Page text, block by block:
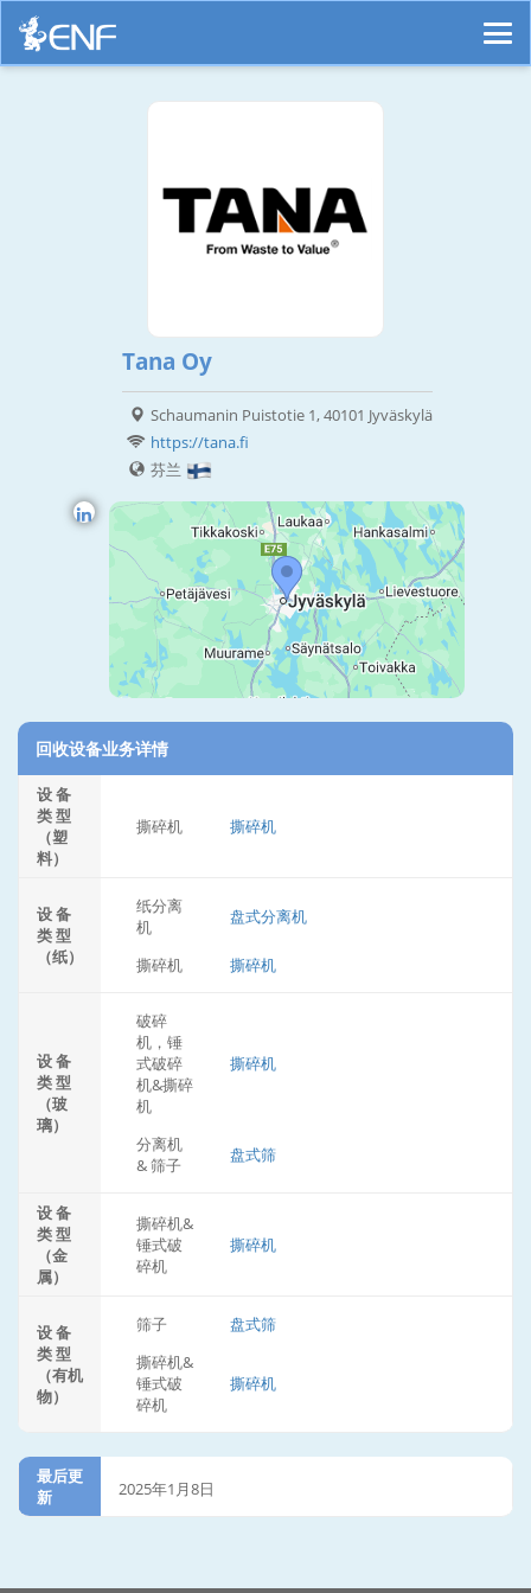
Tana Oy
Schaumanin Puistotie 1, 40101 Jyväskylä
https://tana.fi
芬兰
回收设备业务详情
设 备
类 型
（塑
料）
撕碎机 撕碎机
设 备
类 型
（纸）
纸分离
机
盘式分离机
撕碎机 撕碎机
设 备
类 型
（玻
璃）
破碎
机，锤
式破碎
机&撕碎
机
撕碎机
分离机
& 筛子
盘式筛
设 备
类 型
（金
属）
撕碎机&
锤式破
碎机
撕碎机
设 备
类 型
（有机
物）
筛子
盘式筛
撕碎机&
锤式破
碎机
撕碎机
最后更
新
2025年1月8日